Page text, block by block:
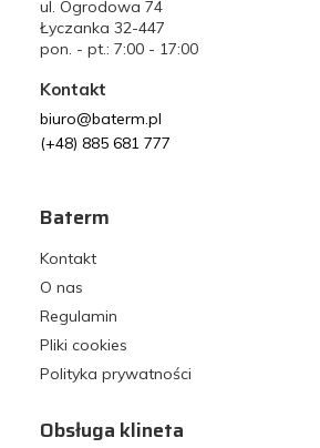
ul. Ogrodowa 74
Łyczanka 32-447
pon. - pt.: 7:00 - 17:00
Kontakt
biuro@baterm.pl
(+48) 885 681 777
Baterm
Kontakt
O nas
Regulamin
Pliki cookies
Polityka prywatności
Obsługa klineta